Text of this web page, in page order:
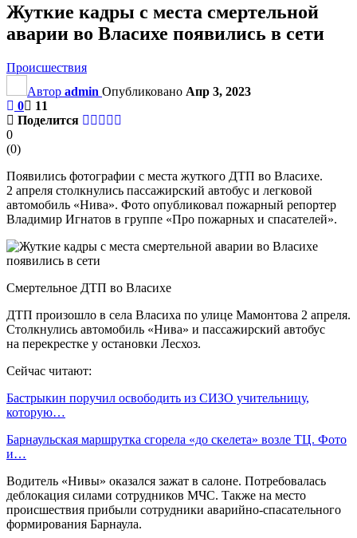
Жуткие кадры с места смертельной
аварии во Власихе появились в сети
Происшествия
Автор admin Опубликовано Апр 3, 2023
0
11
Поделится
0
(0)
Появились фотографии с места жуткого ДТП во Власихе.
2 апреля столкнулись пассажирский автобус и легковой
автомобиль «Нива». Фото опубликовал пожарный репортер
Владимир Игнатов в группе «Про пожарных и спасателей».
Смертельное ДТП во Власихе
ДТП произошло в села Власиха по улице Мамонтова 2 апреля.
Столкнулись автомобиль «Нива» и пассажирский автобус
на перекрестке у остановки Лесхоз.
Сейчас читают:
Бастрыкин поручил освободить из СИЗО учительницу,
которую…
Барнаульская маршрутка сгорела «до скелета» возле ТЦ. Фото
и…
Водитель «Нивы» оказался зажат в салоне. Потребовалась
деблокация силами сотрудников МЧС. Также на место
происшествия прибыли сотрудники аварийно-спасательного
формирования Барнаула.